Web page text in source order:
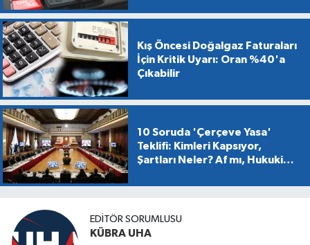
Kış Öncesi Doğalgaz Faturaları
İçin Kritik Uyarı: Oran %40'a
Çıkabilir
10 Soruda 'Çerçeve Yasa'
Teklifi: Kimleri Kapsıyor,
Şartları Neler? Af mı, Hukuki
EDİTÖR SORUMLUSU
KÜBRA UHA